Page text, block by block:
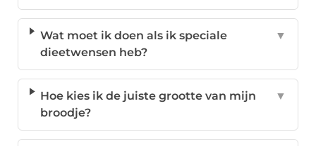
Wat moet ik doen als ik speciale
dieetwensen heb?
▼
Hoe kies ik de juiste grootte van mijn
broodje?
▼